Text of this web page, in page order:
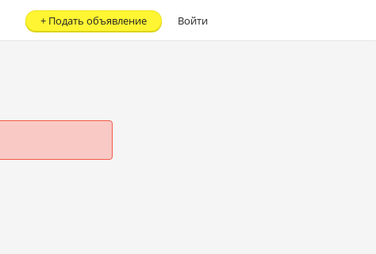
Войти
+ Подать объявление